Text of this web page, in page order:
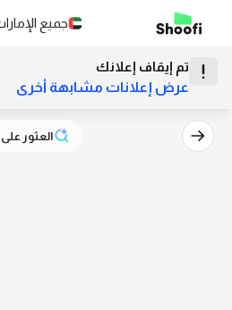
جميع
تم إيقاف إعلانك
عرض إعلانات مشابهة أخرى
العثور